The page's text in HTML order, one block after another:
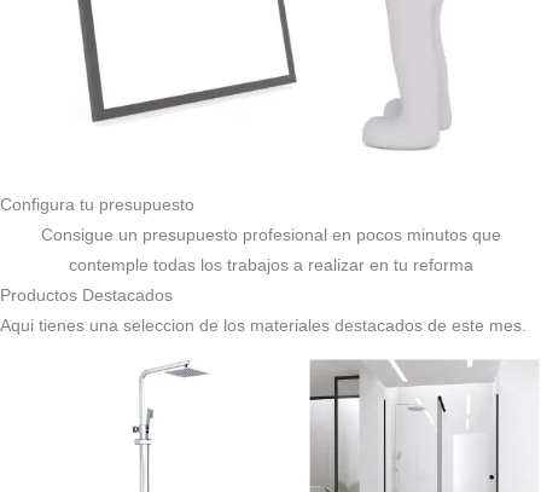
Configura tu presupuesto
Consigue un presupuesto profesional en pocos minutos que
contemple todas los trabajos a realizar en tu reforma
Productos Destacados
Aqui tienes una seleccion de los materiales destacados de este mes.